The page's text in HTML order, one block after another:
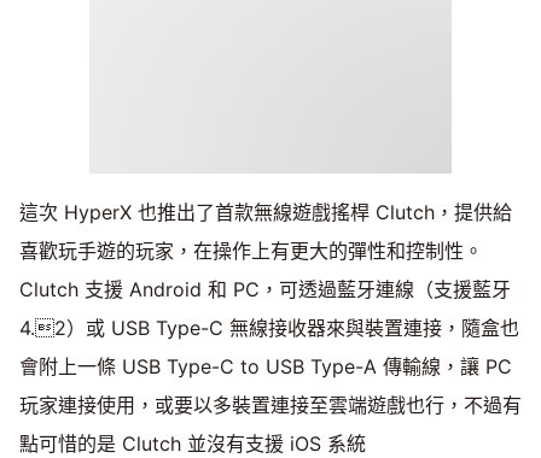
這次 HyperX 也推出了首款無線遊戲搖桿 Clutch，提供給
喜歡玩手遊的玩家，在操作上有更大的彈性和控制性。
Clutch 支援 Android 和 PC，可透過藍牙連線（支援藍牙
4.2）或 USB Type-C 無線接收器來與裝置連接，隨盒也
會附上一條 USB Type-C to USB Type-A 傳輸線，讓 PC
玩家連接使用，或要以多裝置連接至雲端遊戲也行，不過有
點可惜的是 Clutch 並沒有支援 iOS 系統